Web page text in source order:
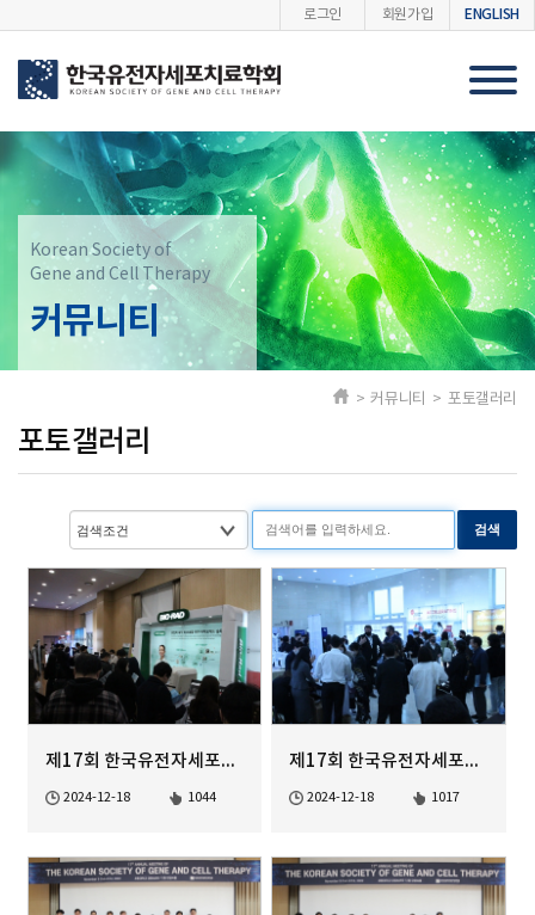
로그인 회원가입 ENGLISH
Korean Society of
Gene and Cell Therapy
커뮤니티
포토갤러리
> 커뮤니티 > 포토갤러리
검색
제17회 한국유전자세포치료학회 정기학술대회
2024-12-18 1044
제17회 한국유전자세포치료학회 정기학술대회
2024-12-18 1017